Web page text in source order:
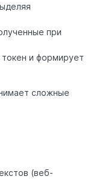
при
и формирует
сложные
(веб-